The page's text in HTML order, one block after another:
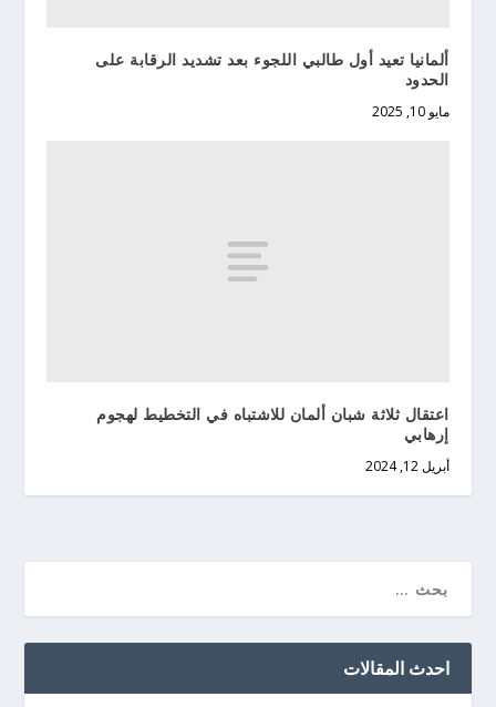
ألمانيا تعيد أول طالبي اللجوء بعد تشديد الرقابة على
الحدود
مايو 10, 2025
اعتقال ثلاثة شبان ألمان للاشتباه في التخطيط لهجوم
إرهابي
أبريل 12, 2024
احدث المقالات